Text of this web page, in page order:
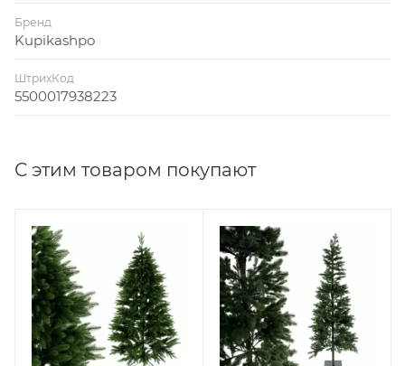
Бренд
Kupikashpo
ШтрихКод
5500017938223
С этим товаром покупают